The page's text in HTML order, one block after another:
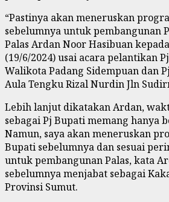
“Pastinya akan meneruskan
sebelumnya untuk pembangunan
Palas Ardan Noor Hasibuan
(19/6/2024) usai acara pelantikan
Walikota Padang Sidempuan dan
Aula Tengku Rizal Nurdin Jln
Lebih lanjut dikatakan Ardan,
sebagai Pj Bupati memang hanya
Namun, saya akan meneruskan
Bupati sebelumnya dan sesuai
untuk pembangunan Palas, kata
sebelumnya menjabat sebagai
Provinsi Sumut.